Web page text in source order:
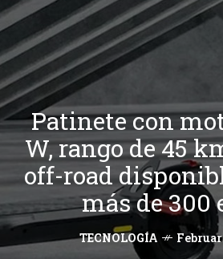
Patinete con
W, rango de 45
off-road
más de 300
TECNOLOGÍA